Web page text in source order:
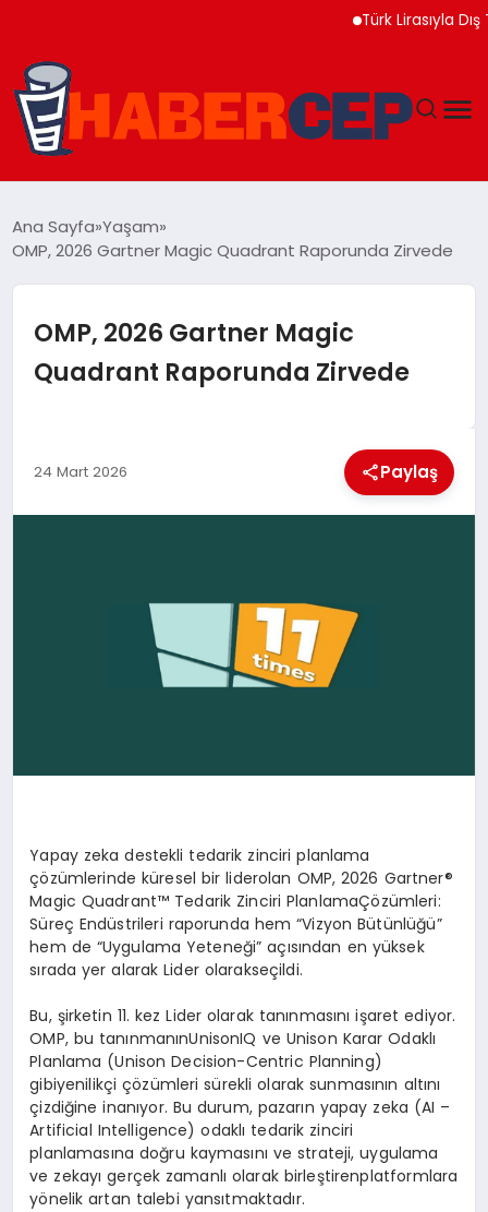
Türk Lirasıyla Dış
GÜNDEM
TEKNOLOJI
EĞITIM
Ana Sayfa Yaşam
OMP, 2026 Gartner Magic Quadrant Raporunda Zirvede
OMP, 2026 Gartner Magic
Quadrant Raporunda Zirvede
24 Mart 2026 Paylaş
Yapay zeka destekli tedarik zinciri planlama
çözümlerinde küresel bir liderolan OMP, 2026 Gartner®
Magic Quadrant™ Tedarik Zinciri PlanlamaÇözümleri:
Süreç Endüstrileri raporunda hem “Vizyon Bütünlüğü”
hem de “Uygulama Yeteneği”açısından en yüksek
sırada yer alarak Lider olarakseçildi.
Bu, şirketin 11.kez Lider olarak tanınmasını işaret ediyor.
OMP, bu tanınmanınUnisonIQ ve Unison Karar Odaklı
Planlama (Unison Decision-Centric Planning)
gibiyenilikçi çözümleri sürekli olarak sunmasının altını
çizdiğine inanıyor. Bu durum, pazarın yapay zeka (AI –
Artificial Intelligence)odaklı tedarik zinciri
planlamasına doğru kaymasını ve strateji,uygulama
ve zekayı gerçek zamanlı olarak birleştirenplatformlara
yönelik artan talebi yansıtmaktadır.